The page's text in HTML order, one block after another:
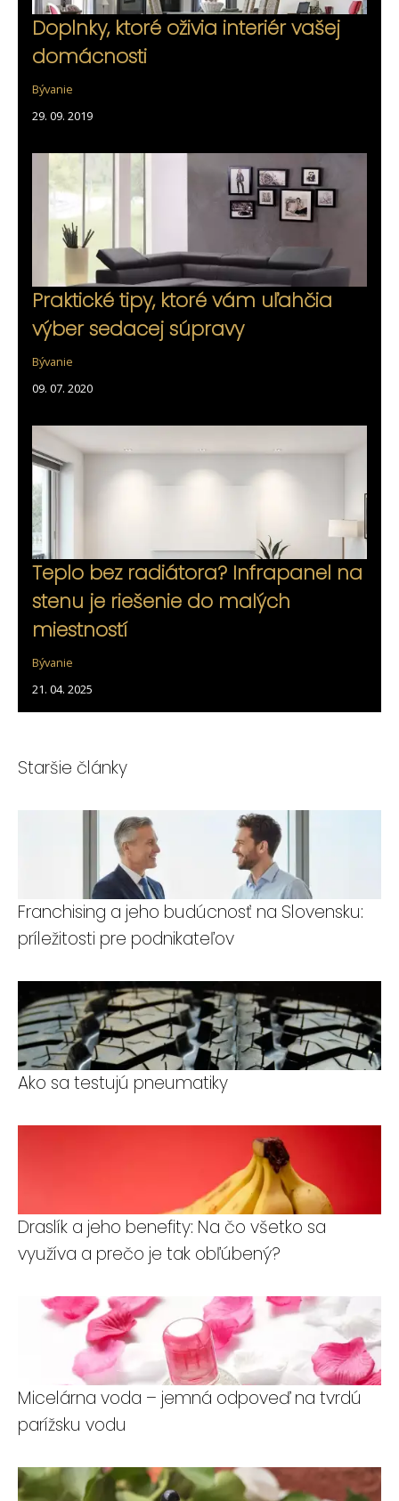
Doplnky, ktoré oživia interiér vašej
domácnosti
Bývanie
29. 09. 2019
Praktické tipy, ktoré vám uľahčia
výber sedacej súpravy
Bývanie
09. 07. 2020
Teplo bez radiátora? Infrapanel na
stenu je riešenie do malých
miestností
Bývanie
21. 04. 2025
Staršie články
Franchising a jeho budúcnosť na Slovensku:
príležitosti pre podnikateľov
Ako sa testujú pneumatiky
Draslík a jeho benefity: Na čo všetko sa
využíva a prečo je tak obľúbený?
Micelárna voda – jemná odpoveď na tvrdú
parížsku vodu